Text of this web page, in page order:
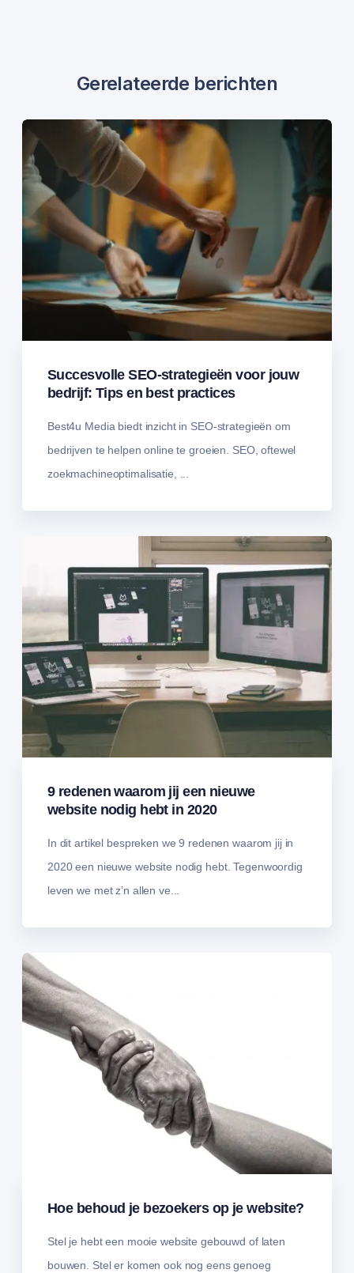
Gerelateerde berichten
Succesvolle SEO-strategieën voor jouw
bedrijf: Tips en best practices
Best4u Media biedt inzicht in SEO-strategieën om
bedrijven te helpen online te groeien. SEO, oftewel
zoekmachineoptimalisatie, ...
9 redenen waarom jij een nieuwe
website nodig hebt in 2020
In dit artikel bespreken we 9 redenen waarom jij in
2020 een nieuwe website nodig hebt. Tegenwoordig
leven we met z’n allen ve...
Hoe behoud je bezoekers op je website?
Stel je hebt een mooie website gebouwd of laten
bouwen. Stel er komen ook nog eens genoeg